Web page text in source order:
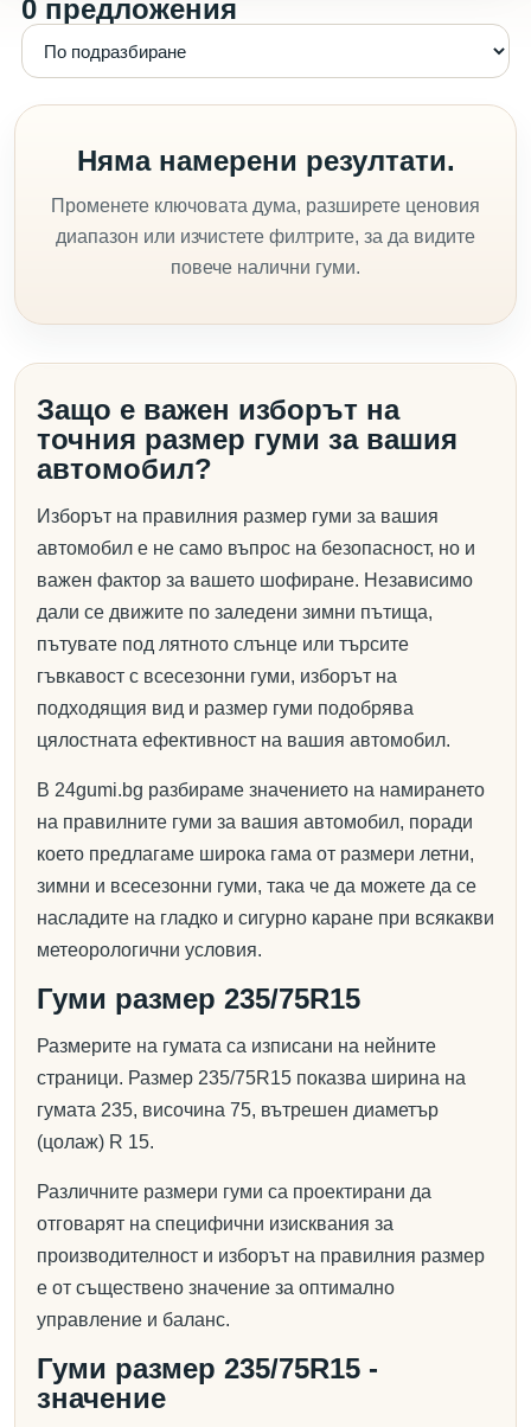
0 предложения
Няма намерени резултати.
Променете ключовата дума, разширете ценовия
диапазон или изчистете филтрите, за да видите
повече налични гуми.
Защо е важен изборът на
точния размер гуми за вашия
автомобил?
Изборът на правилния размер гуми за вашия
автомобил е не само въпрос на безопасност, но и
важен фактор за вашето шофиране. Независимо
дали се движите по заледени зимни пътища,
пътувате под лятното слънце или търсите
гъвкавост с всесезонни гуми, изборът на
подходящия вид и размер гуми подобрява
цялостната ефективност на вашия автомобил.
В 24gumi.bg разбираме значението на намирането
на правилните гуми за вашия автомобил, поради
което предлагаме широка гама от размери летни,
зимни и всесезонни гуми, така че да можете да се
насладите на гладко и сигурно каране при всякакви
метеорологични условия.
Гуми размер 235/75R15
Размерите на гумата са изписани на нейните
страници. Размер 235/75R15 показва ширина на
гумата 235, височина 75, вътрешен диаметър
(цолаж) R 15.
Различните размери гуми са проектирани да
отговарят на специфични изисквания за
производителност и изборът на правилния размер
е от съществено значение за оптимално
управление и баланс.
Гуми размер 235/75R15 -
значение